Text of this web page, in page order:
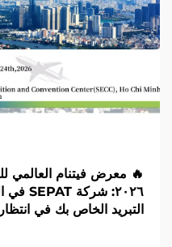
🔥 معرض فيتنام العالمي
التبريد الخاص بك في